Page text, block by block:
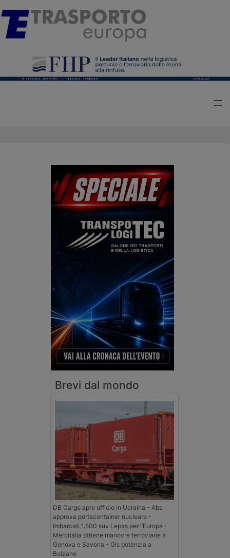
Brevi dal mondo
DB Cargo apre ufficio in Ucraina - Abs
approva portacontainer nucleare -
Imbarcati 1.500 suv Lepas per l’Europa -
Mercitalia ottiene manovre ferroviarie a
Genova e Savona - Gls potenzia a
Bolzano